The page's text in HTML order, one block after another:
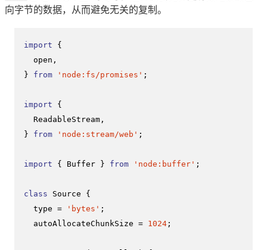
向字节的数据，从而避免无关的复制。
import {
  open,
} from 'node:fs/promises' ;
import {
ReadableStream ,
} from 'node:stream/web' ;
import { Buffer } from 'node:buffer' ;
class Source {
  type =
'bytes' ;
  autoAllocateChunkSize =
1024 ;